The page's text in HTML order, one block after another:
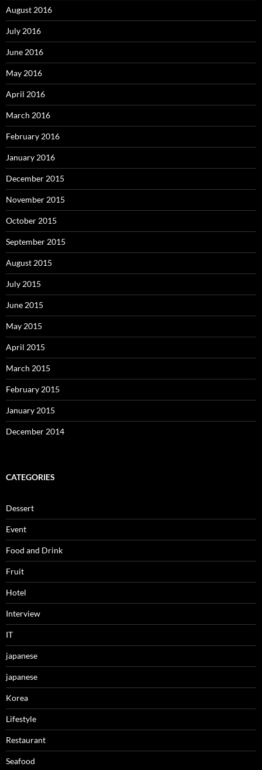
August 2016
July 2016
June 2016
May 2016
April 2016
March 2016
February 2016
January 2016
December 2015
November 2015
October 2015
September 2015
August 2015
July 2015
June 2015
May 2015
April 2015
March 2015
February 2015
January 2015
December 2014
CATEGORIES
Dessert
Event
Food and Drink
Fruit
Hotel
Interview
IT
japanese
japanese
Korea
Lifestyle
Restaurant
Seafood